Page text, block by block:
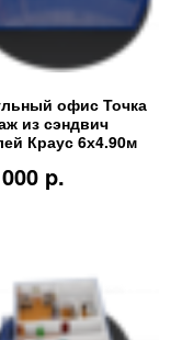
офис Точка
из сэндвич
Краус 6х4.90м
p.